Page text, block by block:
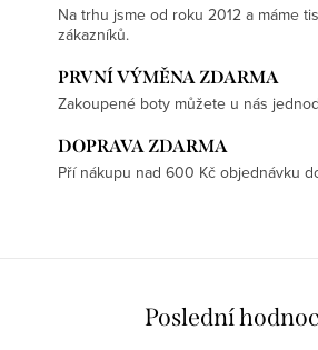
Na trhu jsme od roku 2012 a máme
zákazníků.
PRVNÍ VÝMĚNA ZDARMA
Zakoupené boty můžete u nás
DOPRAVA ZDARMA
Pří nákupu nad 600 Kč objednávku
Poslední